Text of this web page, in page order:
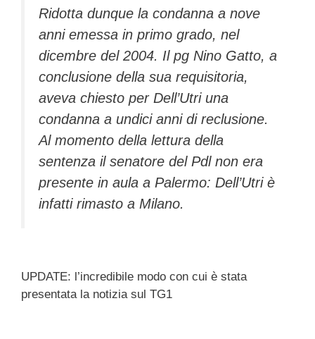
Ridotta dunque la condanna a nove
anni emessa in primo grado, nel
dicembre del 2004. Il pg Nino Gatto, a
conclusione della sua requisitoria,
aveva chiesto per Dell’Utri una
condanna a undici anni di reclusione.
Al momento della lettura della
sentenza il senatore del Pdl non era
presente in aula a Palermo: Dell’Utri è
infatti rimasto a Milano.
UPDATE: l’incredibile modo con cui è stata
presentata la notizia sul TG1